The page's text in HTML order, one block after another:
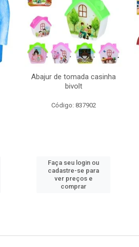
Abajur de tomada casinha
bivolt
Código: 837902
Faça seu login ou
cadastre-se para
ver preços e
comprar